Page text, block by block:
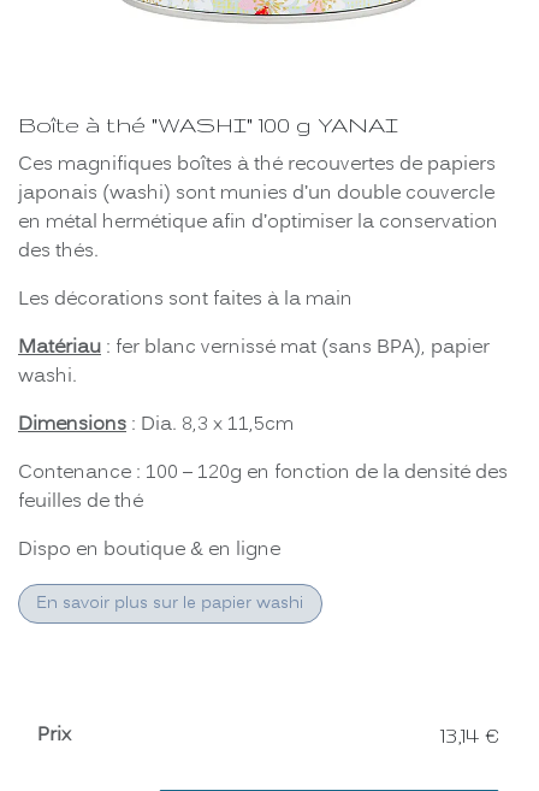
Boîte à thé "WASHI" 100 g YANAI
Ces magnifiques boîtes à thé recouvertes de papiers
japonais (washi) sont munies d’un double couvercle
en métal hermétique afin d’optimiser la conservation
des thés.
Les décorations sont faites à la main
Matériau : fer blanc vernissé mat (sans BPA), papier
washi.
Dimensions : Dia. 8,3 x 11,5cm
Contenance : 100 – 120g en fonction de la densité des
feuilles de thé
Dispo en boutique & en ligne
En savoir plus sur le papier washi
Prix 13,14 €